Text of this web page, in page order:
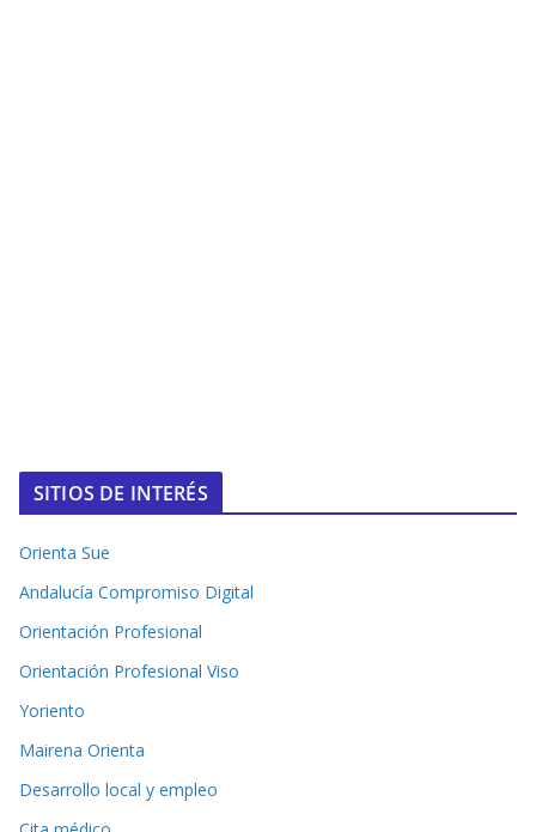
SITIOS DE INTERÉS
Orienta Sue
Andalucía Compromiso Digital
Orientación Profesional
Orientación Profesional Viso
Yoriento
Mairena Orienta
Desarrollo local y empleo